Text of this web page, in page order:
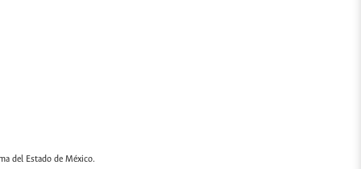
del Estado de México.